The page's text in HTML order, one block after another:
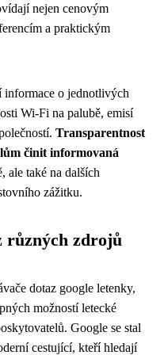
nejen cenovým
a praktickým
informace o jednotlivých
Wi-Fi na palubě, emisí
Transparentnost
činit informovaná
ale také na dalších
zážitku.
různých zdrojů
dotaz google letenky,
možností letecké
Google se stal
cestující, kteří hledají